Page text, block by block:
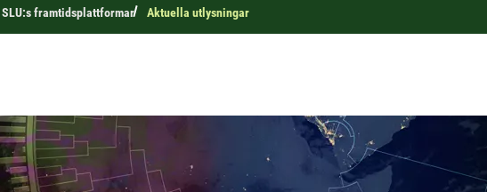
SLU:s framtidsplattformar Aktuella utlysningar